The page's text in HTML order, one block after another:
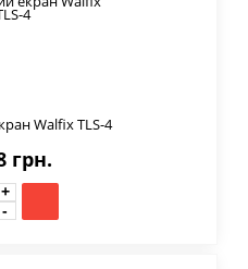
Walfix TLS-4
грн.